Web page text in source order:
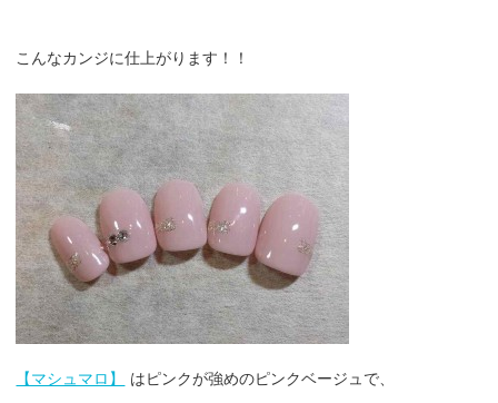
こんなカンジに仕上がります！！
【マシュマロ】 はピンクが強めのピンクベージュで、